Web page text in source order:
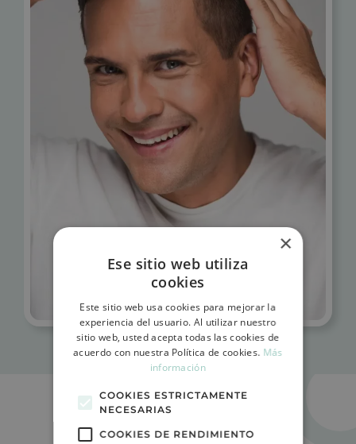
×
Ese sitio web utiliza
cookies
Este sitio web usa cookies para mejorar la
experiencia del usuario. Al utilizar nuestro
sitio web, usted acepta todas las cookies de
acuerdo con nuestra Política de cookies. Más
información
COOKIES ESTRICTAMENTE
NECESARIAS
COOKIES DE RENDIMIENTO